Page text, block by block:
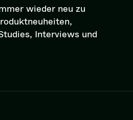
wieder neu zu
Interviews und